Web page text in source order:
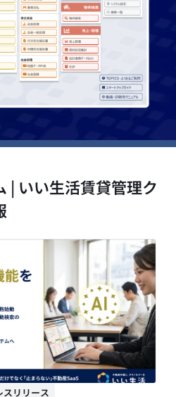
| いい生活賃貸管理ク
スリリース